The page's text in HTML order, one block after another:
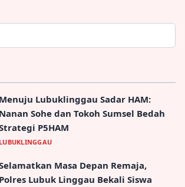
Menuju Lubuklinggau Sadar HAM:
Nanan Sohe dan Tokoh Sumsel Bedah
P5HAM
LUBUKLINGGAU
Masa Depan Remaja,
Polres Lubuk Linggau Bekali Siswa